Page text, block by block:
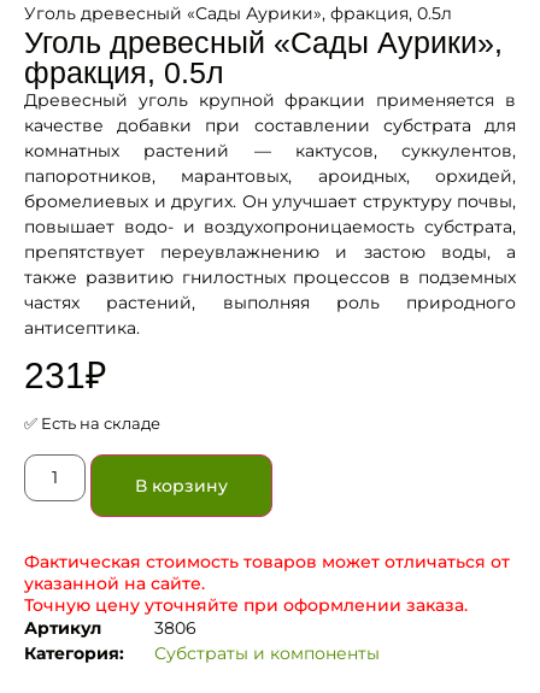
Уголь древесный «Сады Аурики», фракция, 0.5л
Уголь древесный «Сады Аурики»,
фракция, 0.5л
Древесный уголь крупной фракции применяется в
качестве добавки при составлении субстрата для
комнатных растений — кактусов, суккулентов,
папоротников, марантовых, ароидных, орхидей,
бромелиевых и других. Он улучшает структуру почвы,
повышает водо- и воздухопроницаемость субстрата,
препятствует переувлажнению и застою воды, а
также развитию гнилостных процессов в подземных
частях растений, выполняя роль природного
антисептика.
231₽
✅ Есть на складе
В корзину
Фактическая стоимость товаров может отличаться от
указанной на сайте.
Точную цену уточняйте при оформлении заказа.
Артикул
3806
Категория:
Субстраты и компоненты